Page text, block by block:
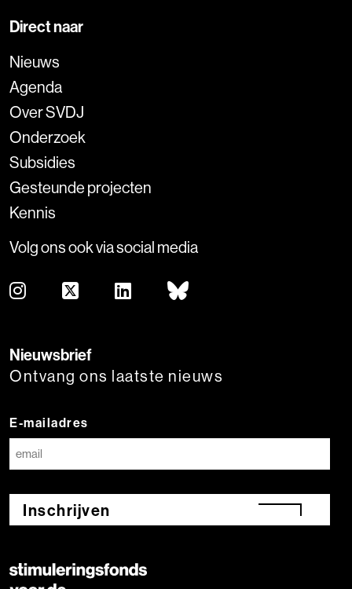
Direct naar
Nieuws
Agenda
Over SVDJ
Onderzoek
Subsidies
Gesteunde projecten
Kennis
Volg ons ook via social media
Nieuwsbrief
Ontvang ons laatste nieuws
E-mailadres
Inschrijven